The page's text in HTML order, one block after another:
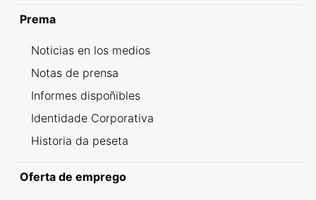
Prema
Noticias en los medios
Notas de prensa
Informes dispoñibles
Identidade Corporativa
Historia da peseta
Oferta de emprego